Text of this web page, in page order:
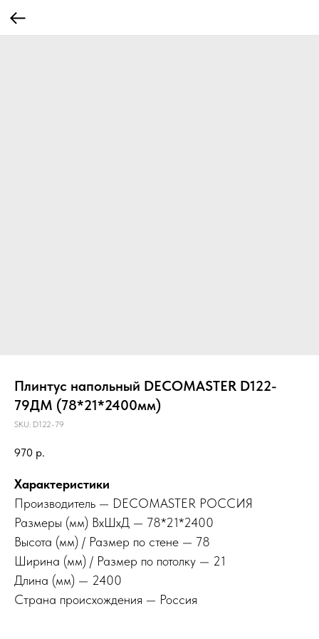
Плинтус напольный DECOMASTER D122-
79ДМ (78*21*2400мм)
SKU: D122-79
970 р.
Характеристики
Производитель — DECOMASTER РОССИЯ
Размеры (мм) ВхШхД — 78*21*2400
Высота (мм) / Размер по стене — 78
Ширина (мм) / Размер по потолку — 21
Длина (мм) — 2400
Страна происхождения — Россия